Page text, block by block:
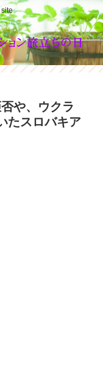
や、ウクラ
たスロバキア